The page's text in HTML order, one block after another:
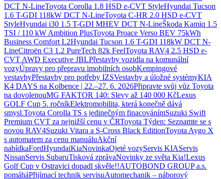
DCT N-LineToyota Corolla 1.8 HSD e-CVT StyleHyundai Tucson
1.6 T-GDI 118kW DCT N-LineToyota C-HR 2.0 HSD e-CVT
StyleHyundai i30 1.5 T-GDI MHEV DCT N-LineŠkoda Kamiq 1.5
TSI / 110 kW Ambition PlusToyota Proace Verso BEV 75kWh
Business Comfort L2Hyundai Tucson 1.6 T-GDI 118kW DCT N-
LineCitroën C3 1.2 PureTech 82k FeelToyota RAV4 2.5 HSD e-
CVT AWD Executive JBLPřestavby vozidla na komunální
vozyÚpravy pro přepravu imobilních osobKempingové
vestavbyPřestavby pro potřeby IZSVestavby a úložné systémyKIA
K4 DAYS na Kolbence | 22.–27. 6. 2026Připravte svůj vůz Toyota
na dovolenouMG FAKTOR 140: Slevy až 140 000 KčLexus
GOLF Cup 5. ročníkElektromobilita, která konečně dává
smysl.Toyota Corolla TS s jedinečným finacovánímSuzuki Swift
Premium CVT za nejnižší cenu v ČRToyota Týden: Seznamte se s
novou RAV4Suzuki Vitara a S-Cross Black EditionToyota Aygo X
s automatem za cenu manuáluAkční
nabídkaFordHyundaiKiaNovinkaOjeté vozyServis KIAServis
NissanServis SubaruTisková zprávaNovinky ze světa Kia!Lexus
Golf Cup v Ostravici dopadl skvěle!!AUTOBOND GROUP a.s.
pomáháPřijímací technik servisuAutomechanik – náborový